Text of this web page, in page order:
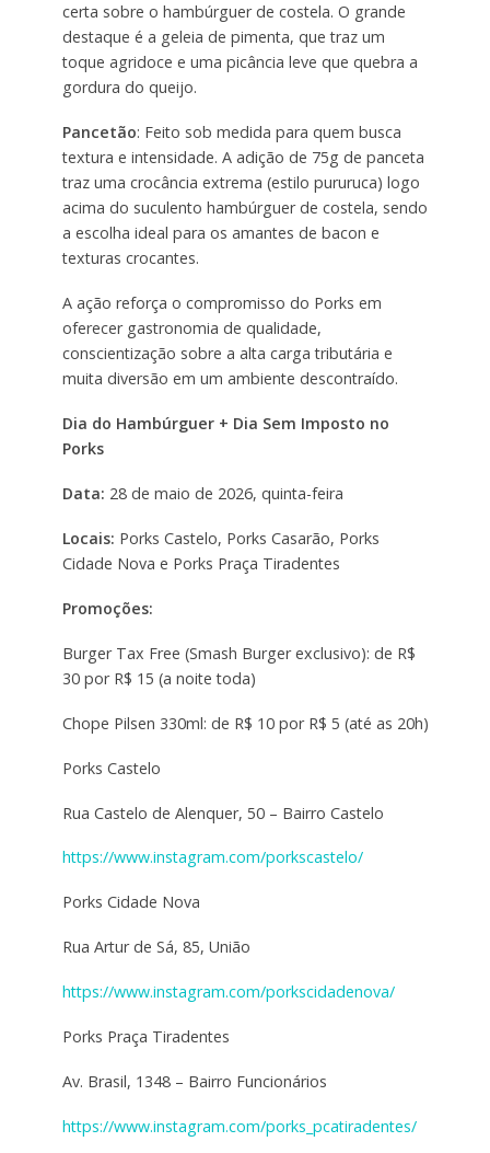
certa sobre o hambúrguer de costela. O grande
destaque é a geleia de pimenta, que traz um
toque agridoce e uma picância leve que quebra a
gordura do queijo.
Pancetão: Feito sob medida para quem busca
textura e intensidade. A adição de 75g de panceta
traz uma crocância extrema (estilo pururuca) logo
acima do suculento hambúrguer de costela, sendo
a escolha ideal para os amantes de bacon e
texturas crocantes.
A ação reforça o compromisso do Porks em
oferecer gastronomia de qualidade,
conscientização sobre a alta carga tributária e
muita diversão em um ambiente descontraído.
Dia do Hambúrguer + Dia Sem Imposto no
Porks
Data: 28 de maio de 2026, quinta-feira
Locais: Porks Castelo, Porks Casarão, Porks
Cidade Nova e Porks Praça Tiradentes
Promoções:
Burger Tax Free (Smash Burger exclusivo): de R$
30 por R$ 15 (a noite toda)
Chope Pilsen 330ml: de R$ 10 por R$ 5 (até as 20h)
Porks Castelo
Rua Castelo de Alenquer, 50 – Bairro Castelo
https://www.instagram.com/porkscastelo/
Porks Cidade Nova
Rua Artur de Sá, 85, União
https://www.instagram.com/porkscidadenova/
Porks Praça Tiradentes
Av. Brasil, 1348 – Bairro Funcionários
https://www.instagram.com/porks_pcatiradentes/